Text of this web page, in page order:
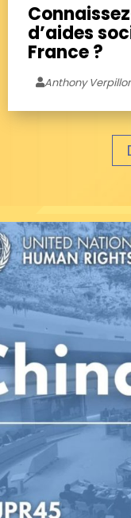
d’aides
France ?
Anthony